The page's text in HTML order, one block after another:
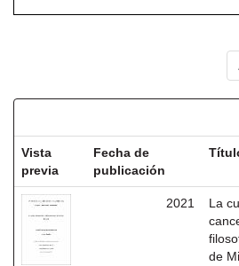
Vista
previa
Fecha de
publicación
2021
La
de